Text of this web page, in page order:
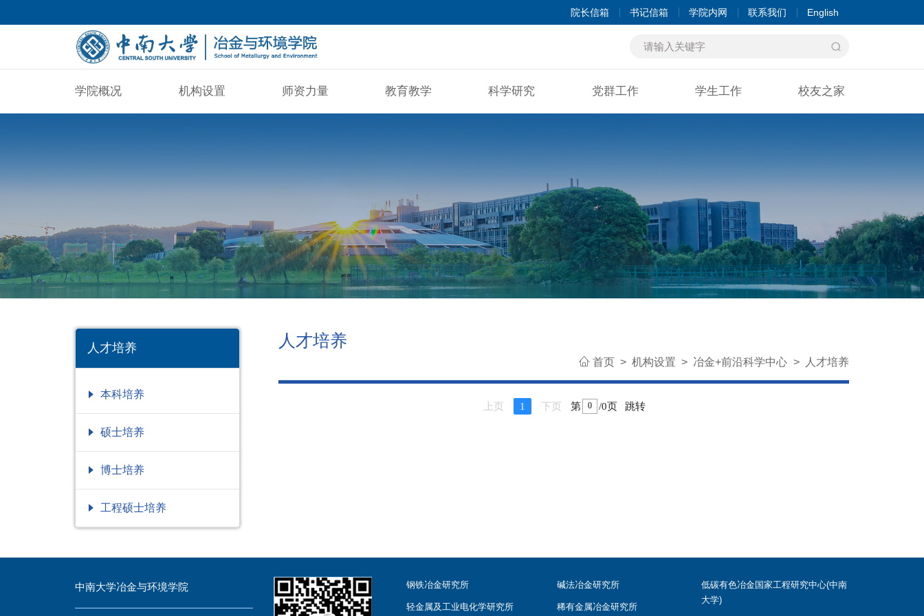
院长信箱 书记信箱 学院内网 联系我们 English
学院概况 机构设置 师资力量 教育教学 科学研究 党群工作 学生工作 校友之家
人才培养
本科培养
硕士培养
博士培养
工程硕士培养
人才培养
首页 > 机构设置 > 冶金+前沿科学中心 > 人才培养
上页 1 下页 第 /0页 跳转
中南大学冶金与环境学院 钢铁冶金研究所 碱法冶金研究所
轻金属及工业电化学研究所 稀有金属冶金研究所
低碳有色冶金国家工程研究中心(中南
大学)